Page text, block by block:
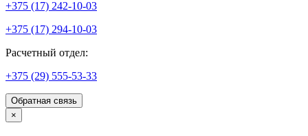
+375 (17) 242-10-03
+375 (17) 294-10-03
Расчетный отдел:
+375 (29) 555-53-33
Обратная связь
×